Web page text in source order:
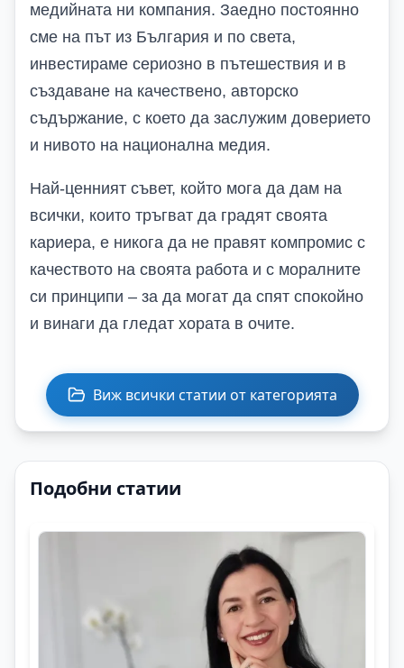
медийната ни компания. Заедно постоянно
сме на път из България и по света,
инвестираме сериозно в пътешествия и в
създаване на качествено, авторско
съдържание, с което да заслужим доверието
и нивото на национална медия.
Най-ценният съвет, който мога да дам на
всички, които тръгват да градят своята
кариера, е никога да не правят компромис с
качеството на своята работа и с моралните
си принципи – за да могат да спят спокойно
и винаги да гледат хората в очите.
Виж всички статии от категорията
Подобни статии